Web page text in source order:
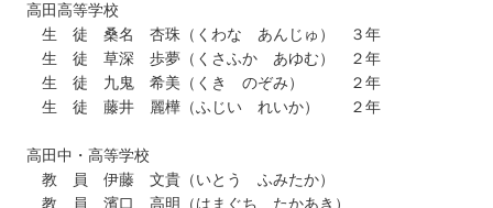
高田高等学校
生 徒 桑名 杏珠（くわな あんじゅ） ３年
生 徒 草深 歩夢（くさふか あゆむ） ２年
生 徒 九鬼 希美（くき のぞみ） ２年
生 徒 藤井 麗樺（ふじい れいか） ２年
高田中・高等学校
教 員 伊藤 文貴（いとう ふみたか）
教 員 濱口 高明（はまぐち たかあき）